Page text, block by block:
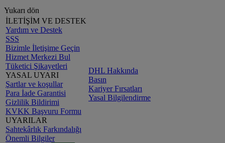
Yukarı dön
İLETİŞİM VE DESTEK
Yardım ve Destek
SSS
Bizimle İletişime Geçin
Hizmet Merkezi Bul
Tüketici Şikayetleri
YASAL UYARI
Şartlar ve koşullar
Para İade Garantisi
Gizlilik Bildirimi
KVKK Başvuru Formu
UYARILAR
Sahtekârlık Farkındalığı
Önemli Bilgiler
DHL Hakkında
Basın
Kariyer Fırsatları
Yasal Bilgilendirme